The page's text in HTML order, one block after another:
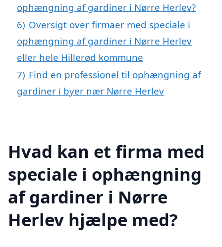
ophængning af gardiner i Nørre Herlev?
6) Oversigt over firmaer med speciale i
ophængning af gardiner i Nørre Herlev
eller hele Hillerød kommune
7) Find en professionel til ophængning af
gardiner i byer nær Nørre Herlev
Hvad kan et firma med
speciale i ophængning
af gardiner i Nørre
Herlev hjælpe med?